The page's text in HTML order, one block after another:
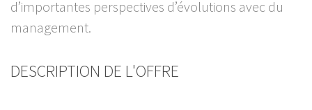
d’importantes perspectives d’évolutions avec du
management.
DESCRIPTION DE L'OFFRE